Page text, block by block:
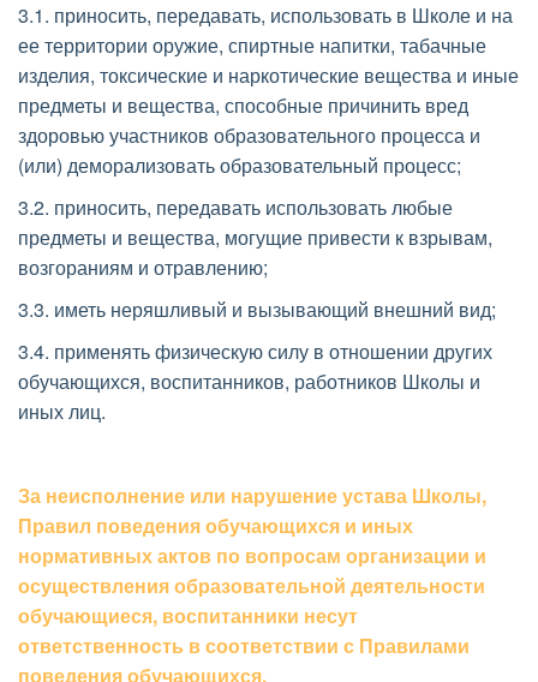
3.1. приносить, передавать, использовать в Школе и на
ее территории оружие, спиртные напитки, табачные
изделия, токсические и наркотические вещества и иные
предметы и вещества, способные причинить вред
здоровью участников образовательного процесса и
(или) деморализовать образовательный процесс;
3.2. приносить, передавать использовать любые
предметы и вещества, могущие привести к взрывам,
возгораниям и отравлению;
3.3. иметь неряшливый и вызывающий внешний вид;
3.4. применять физическую силу в отношении других
обучающихся, воспитанников, работников Школы и
иных лиц.
За неисполнение или нарушение устава Школы,
Правил поведения обучающихся и иных
нормативных актов по вопросам организации и
осуществления образовательной деятельности
обучающиеся, воспитанники несут
ответственность в соответствии с Правилами
поведения обучающихся.